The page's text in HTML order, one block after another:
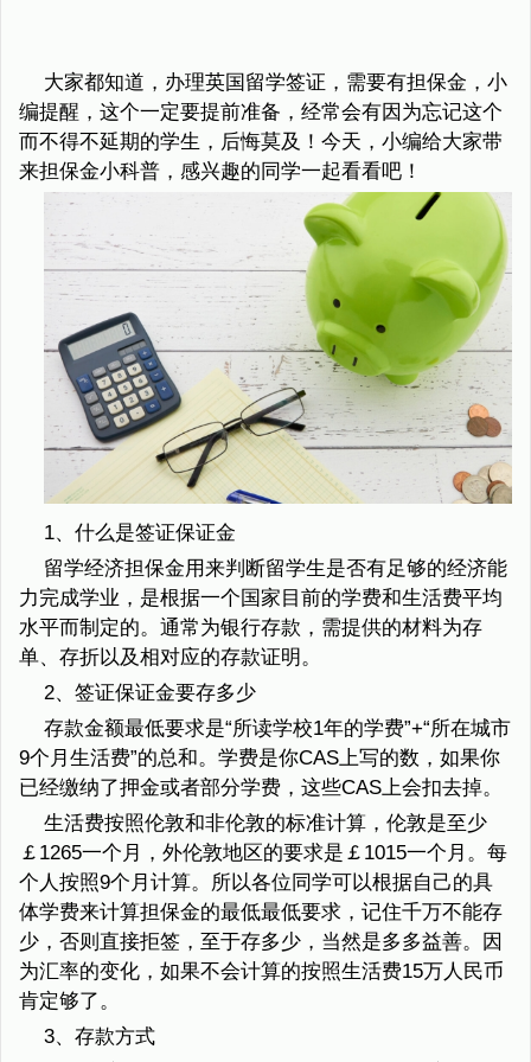
大家都知道，办理英国留学签证，需要有担保金，小
编提醒，这个一定要提前准备，经常会有因为忘记这个
而不得不延期的学生，后悔莫及！今天，小编给大家带
来担保金小科普，感兴趣的同学一起看看吧！
1、什么是签证保证金
留学经济担保金用来判断留学生是否有足够的经济能
力完成学业，是根据一个国家目前的学费和生活费平均
水平而制定的。通常为银行存款，需提供的材料为存
单、存折以及相对应的存款证明。
2、签证保证金要存多少
存款金额最低要求是“所读学校1年的学费”+“所在城市
9个月生活费”的总和。学费是你CAS上写的数，如果你
已经缴纳了押金或者部分学费，这些CAS上会扣去掉。
生活费按照伦敦和非伦敦的标准计算，伦敦是至少
￡1265一个月，外伦敦地区的要求是￡1015一个月。每
个人按照9个月计算。所以各位同学可以根据自己的具
体学费来计算担保金的最低最低要求，记住千万不能存
少，否则直接拒签，至于存多少，当然是多多益善。因
为汇率的变化，如果不会计算的按照生活费15万人民币
肯定够了。
3、存款方式